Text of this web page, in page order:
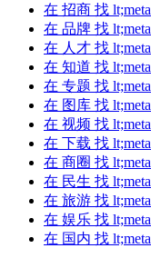
在 招商 找 lt;meta
在 品牌 找 lt;meta
在 人才 找 lt;meta
在 知道 找 lt;meta
在 专题 找 lt;meta
在 图库 找 lt;meta
在 视频 找 lt;meta
在 下载 找 lt;meta
在 商圈 找 lt;meta
在 民生 找 lt;meta
在 旅游 找 lt;meta
在 娱乐 找 lt;meta
在 国内 找 lt;meta